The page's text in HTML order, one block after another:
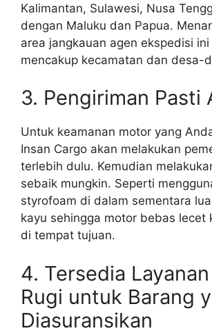
Kalimantan, Sulawesi, Nusa
dengan Maluku dan Papua.
area jangkauan agen ekspedisi ini
mencakup kecamatan dan desa-
3. Pengiriman Pasti
Untuk keamanan motor yang
Insan Cargo akan melakukan
terlebih dulu. Kemudian
sebaik mungkin. Seperti
styrofoam di dalam sementara
kayu sehingga motor bebas lecet
di tempat tujuan.
4. Tersedia
Rugi untuk Barang
Diasuransikan